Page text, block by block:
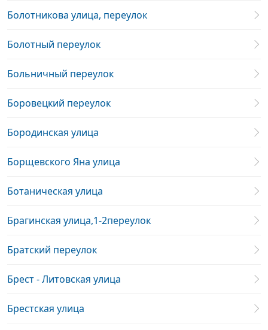
Болотникова улица, переулок
Болотный переулок
Больничный переулок
Боровецкий переулок
Бородинская улица
Борщевского Яна улица
Ботаническая улица
Брагинская улица,1-2переулок
Братский переулок
Брест - Литовская улица
Брестская улица